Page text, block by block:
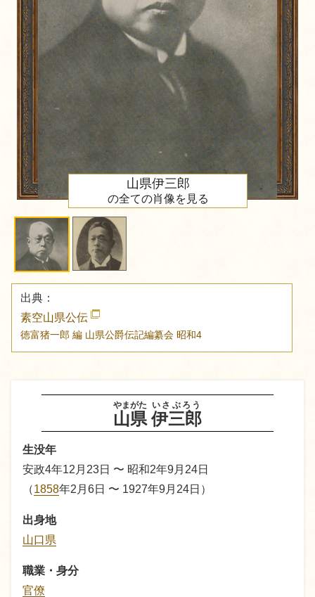
山県
やまがた
伊三郎
いさぶろう
生没年
安政4年12月23日 〜 昭和2年9月24日
（1858年2月6日 〜 1927年9月24日）
出身地
山口県
職業・身分
官僚
山県伊三郎
の全ての肖像を見る
出典：
素空山県公伝
徳富猪一郎 編 山県公爵伝記編纂会 昭和4